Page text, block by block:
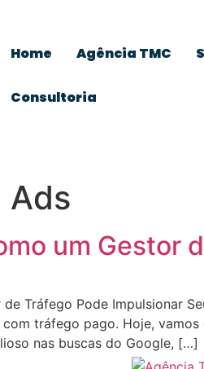
Home Agência TMC
Consultoria
Ads
um Gestor
de Tráfego Pode Impulsionar
tráfego pago. Hoje,
nas buscas do Google, […]